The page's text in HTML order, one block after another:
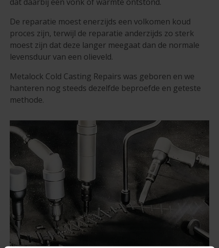
De reparatie moest enerzijds een volkomen koud
proces zijn, terwijl de reparatie anderzijds zo sterk
moest zijn dat deze langer meegaat dan de normale
levensduur van een olieveld.
Metalock Cold Casting Repairs was geboren en we
hanteren nog steeds dezelfde beproefde en geteste
methode.